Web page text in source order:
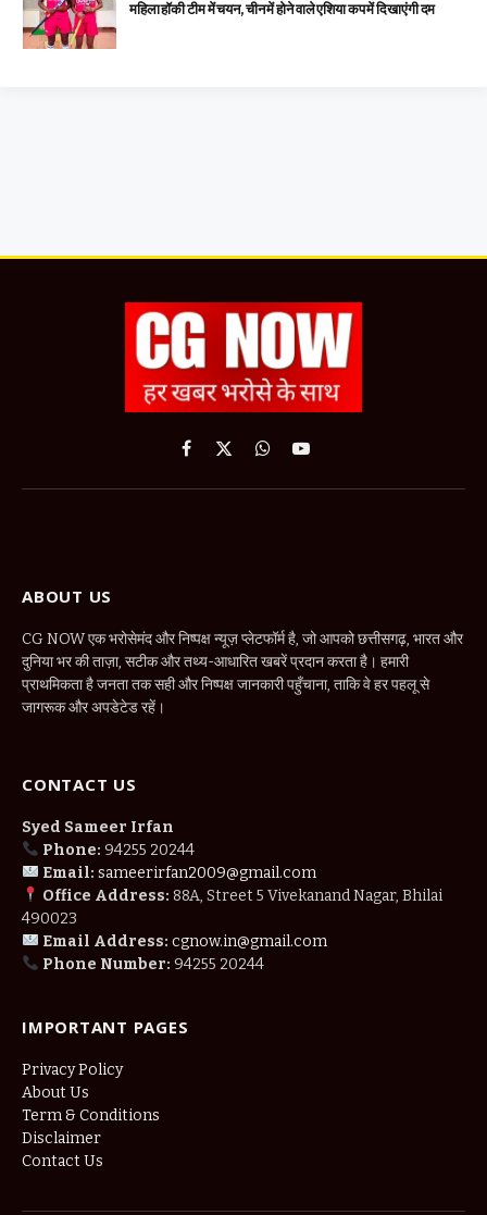
महिला हॉकी टीम में चयन, चीन में होने वाले एशिया कप में दिखाएंगी दम
Facebook
X
WhatsApp
YouTube
ABOUT US
CG NOW एक भरोसेमंद और निष्पक्ष न्यूज़ प्लेटफॉर्म है, जो आपको छत्तीसगढ़, भारत और
दुनिया भर की ताज़ा, सटीक और तथ्य-आधारित खबरें प्रदान करता है। हमारी
प्राथमिकता है जनता तक सही और निष्पक्ष जानकारी पहुँचाना, ताकि वे हर पहलू से
जागरूक और अपडेटेड रहें।
CONTACT US
Syed Sameer Irfan
Phone: 94255 20244
Email: sameerirfan2009@gmail.com
Office Address: 88A, Street 5 Vivekanand Nagar, Bhilai
490023
Email Address: cgnow.in@gmail.com
Phone Number: 94255 20244
IMPORTANT PAGES
Privacy Policy
About Us
Term & Conditions
Disclaimer
Contact Us